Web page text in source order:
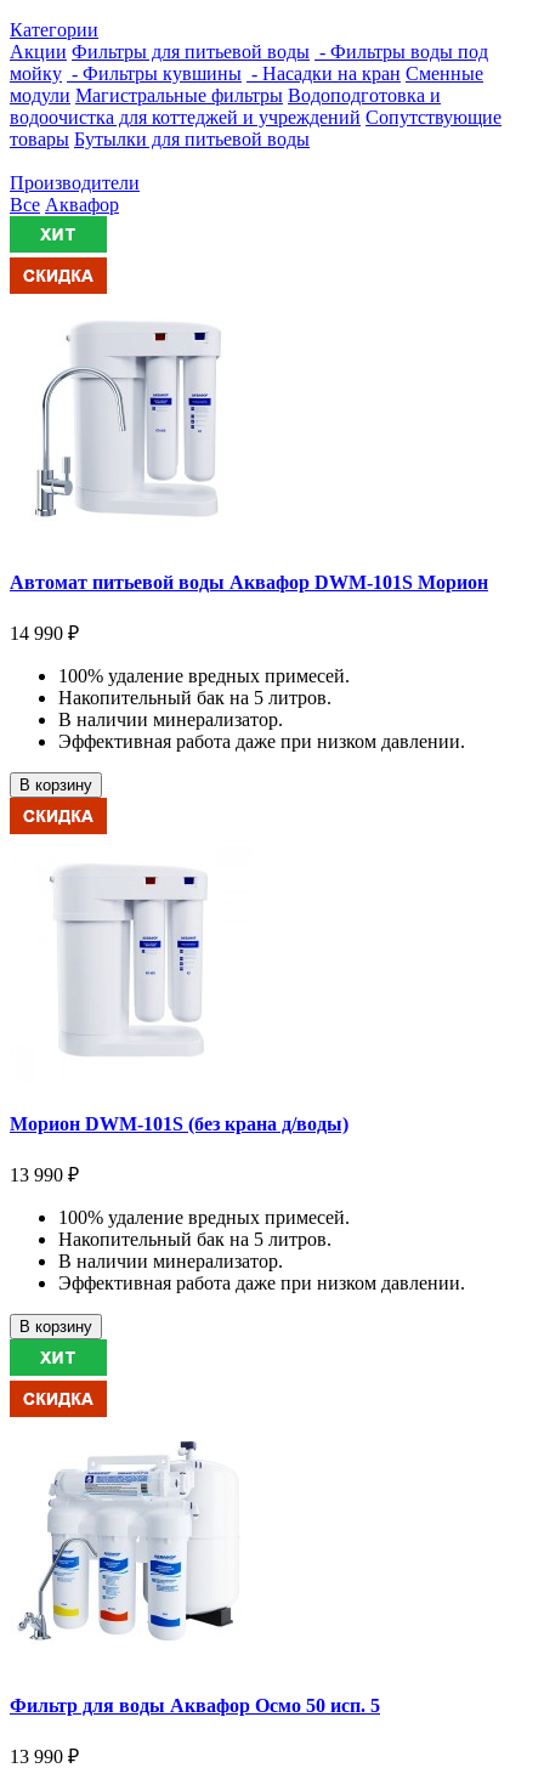
Категории
Акции Фильтры для питьевой воды - Фильтры воды под
мойку - Фильтры кувшины - Насадки на кран Сменные
модули Магистральные фильтры Водоподготовка и
водоочистка для коттеджей и учреждений Сопутствующие
товары Бутылки для питьевой воды
Производители
Все Аквафор
Автомат питьевой воды Аквафор DWM-101S Морион
14 990 ₽
100% удаление вредных примесей.
Накопительный бак на 5 литров.
В наличии минерализатор.
Эффективная работа даже при низком давлении.
В корзину
Морион DWM-101S (без крана д/воды)
13 990 ₽
100% удаление вредных примесей.
Накопительный бак на 5 литров.
В наличии минерализатор.
Эффективная работа даже при низком давлении.
В корзину
Фильтр для воды Аквафор Осмо 50 исп. 5
13 990 ₽